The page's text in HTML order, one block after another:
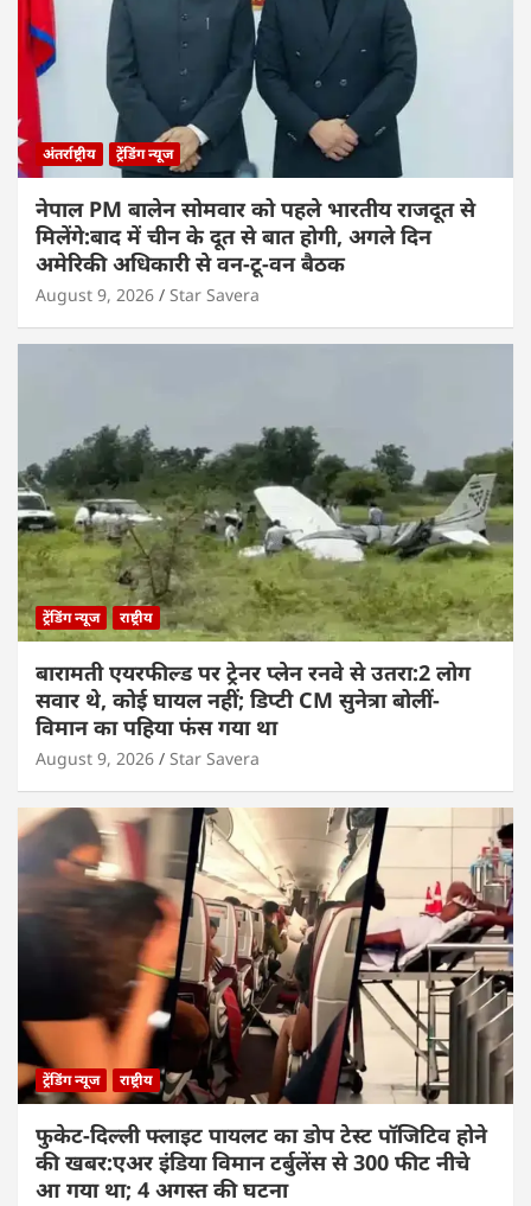
अंतर्राष्ट्रीय ट्रेंडिंग न्यूज
नेपाल PM बालेन सोमवार को पहले भारतीय राजदूत से
मिलेंगे:बाद में चीन के दूत से बात होगी, अगले दिन
अमेरिकी अधिकारी से वन-टू-वन बैठक
August 9, 2026 Star Savera
ट्रेंडिंग न्यूज राष्ट्रीय
बारामती एयरफील्ड पर ट्रेनर प्लेन रनवे से उतरा:2 लोग
सवार थे, कोई घायल नहीं; डिप्टी CM सुनेत्रा बोलीं-
विमान का पहिया फंस गया था
August 9, 2026 Star Savera
ट्रेंडिंग न्यूज राष्ट्रीय
फुकेट-दिल्ली फ्लाइट पायलट का डोप टेस्ट पॉजिटिव होने
की खबर:एअर इंडिया विमान टर्बुलेंस से 300 फीट नीचे
आ गया था; 4 अगस्त की घटना